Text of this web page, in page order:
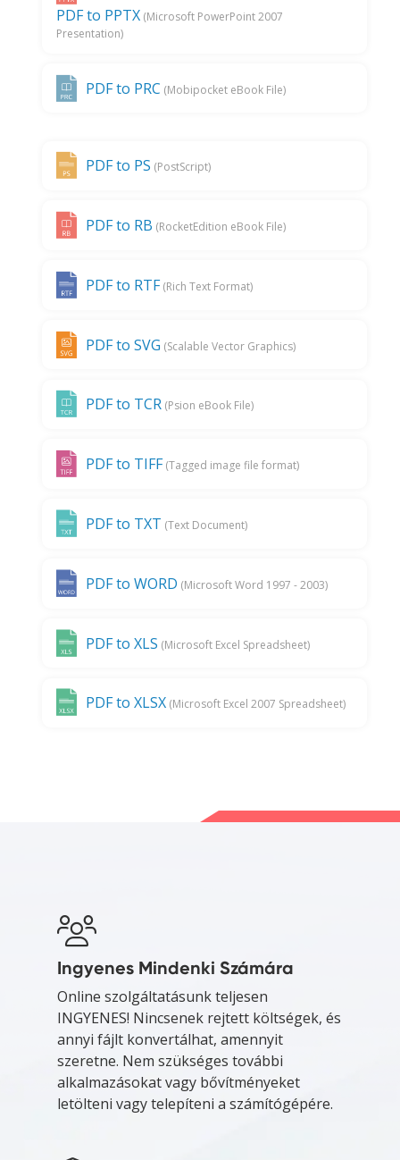
PDF to PPTX (Microsoft PowerPoint 2007
Presentation)
PDF to PRC (Mobipocket eBook File)
PDF to PS (PostScript)
PDF to RB (RocketEdition eBook File)
PDF to RTF (Rich Text Format)
PDF to SVG (Scalable Vector Graphics)
PDF to TCR (Psion eBook File)
PDF to TIFF (Tagged image file format)
PDF to TXT (Text Document)
PDF to WORD (Microsoft Word 1997 - 2003)
PDF to XLS (Microsoft Excel Spreadsheet)
PDF to XLSX (Microsoft Excel 2007 Spreadsheet)
Ingyenes Mindenki Számára
Online szolgáltatásunk teljesen
INGYENES! Nincsenek rejtett költségek, és
annyi fájlt konvertálhat, amennyit
szeretne. Nem szükséges további
alkalmazásokat vagy bővítményeket
letölteni vagy telepíteni a számítógépére.